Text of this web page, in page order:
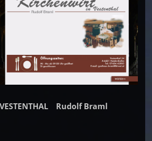
VESTENTHAL Rudolf Braml